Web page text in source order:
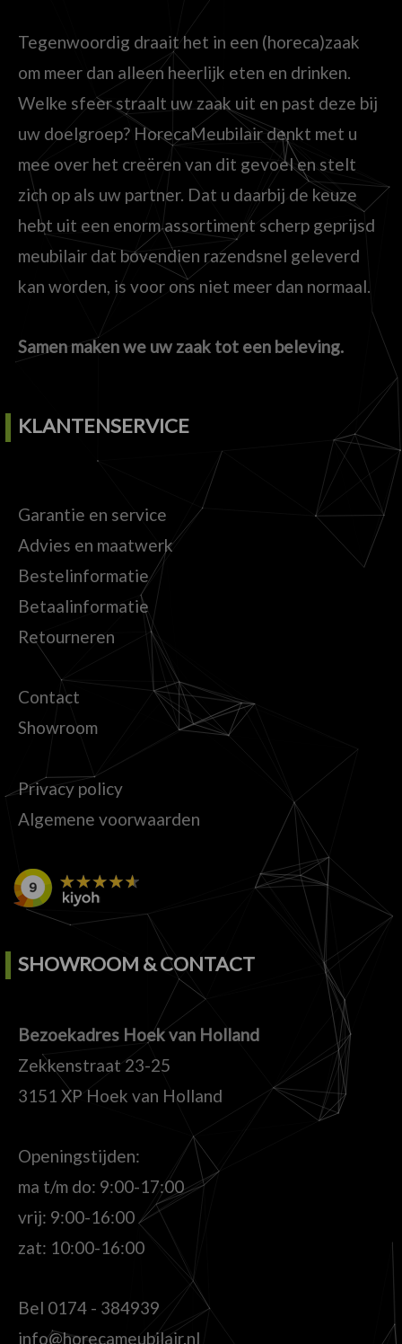
Tegenwoordig draait het in een (horeca)zaak
om meer dan alleen heerlijk eten en drinken.
Welke sfeer straalt uw zaak uit en past deze bij
uw doelgroep? HorecaMeubilair denkt met u
mee over het creëren van dit gevoel en stelt
zich op als uw partner. Dat u daarbij de keuze
hebt uit een enorm assortiment scherp geprijsd
meubilair dat bovendien razendsnel geleverd
kan worden, is voor ons niet meer dan normaal.
Samen maken we uw zaak tot een beleving.
KLANTENSERVICE
Garantie en service
Advies en maatwerk
Bestelinformatie
Betaalinformatie
Retourneren
Contact
Showroom
Privacy policy
Algemene voorwaarden
SHOWROOM & CONTACT
Bezoekadres Hoek van Holland
Zekkenstraat 23-25
3151 XP Hoek van Holland
Openingstijden:
ma t/m do: 9:00-17:00
vrij: 9:00-16:00
zat: 10:00-16:00
Bel 0174 - 384939
info@horecameubilair.nl